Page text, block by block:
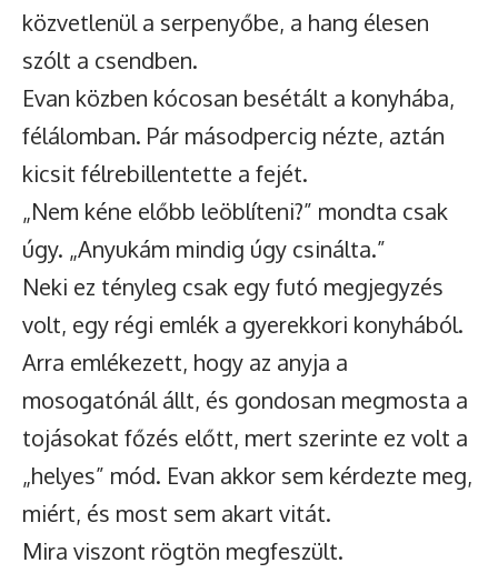
közvetlenül a serpenyőbe, a hang élesen
szólt a csendben.
Evan közben kócosan besétált a konyhába,
félálomban. Pár másodpercig nézte, aztán
kicsit félrebillentette a fejét.
„Nem kéne előbb leöblíteni?” mondta csak
úgy. „Anyukám mindig úgy csinálta.”
Neki ez tényleg csak egy futó megjegyzés
volt, egy régi emlék a gyerekkori konyhából.
Arra emlékezett, hogy az anyja a
mosogatónál állt, és gondosan megmosta a
tojásokat főzés előtt, mert szerinte ez volt a
„helyes” mód. Evan akkor sem kérdezte meg,
miért, és most sem akart vitát.
Mira viszont rögtön megfeszült.